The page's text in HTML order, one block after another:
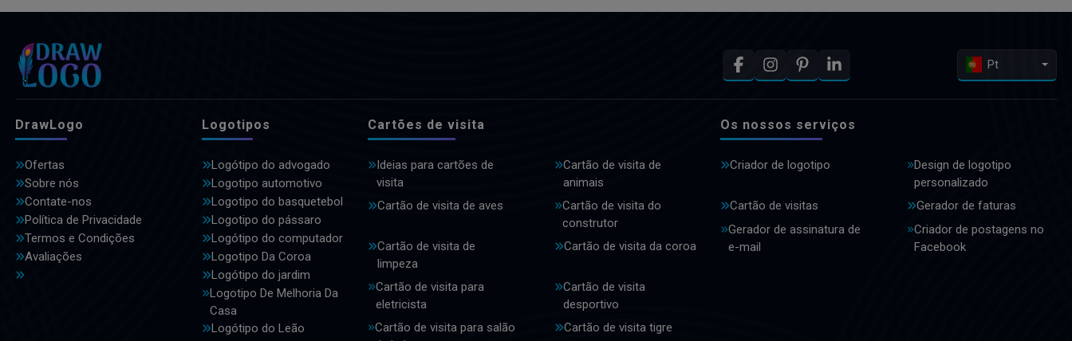
Pt
DrawLogo
Ofertas
Sobre nós
Contate-nos
Política de Privacidade
Termos e Condições
Avaliações
Logotipos
Logótipo do advogado
Logotipo automotivo
Logotipo do basquetebol
Logotipo do pássaro
Logótipo do computador
Logotipo Da Coroa
Logótipo do jardim
Logotipo De Melhoria Da
Casa
Logótipo do Leão
Cartões de visita
Ideias para cartões de
visita
Cartão de visita de
animais
Cartão de visita de aves
Cartão de visita do
construtor
Cartão de visita de
limpeza
Cartão de visita da coroa
Cartão de visita para
eletricista
Cartão de visita
desportivo
Cartão de visita para salão
Cartão de visita tigre
Os nossos serviços
Criador de logotipo
Design de logotipo
personalizado
Cartão de visitas
Gerador de faturas
Gerador de assinatura de
e-mail
Criador de postagens no
Facebook